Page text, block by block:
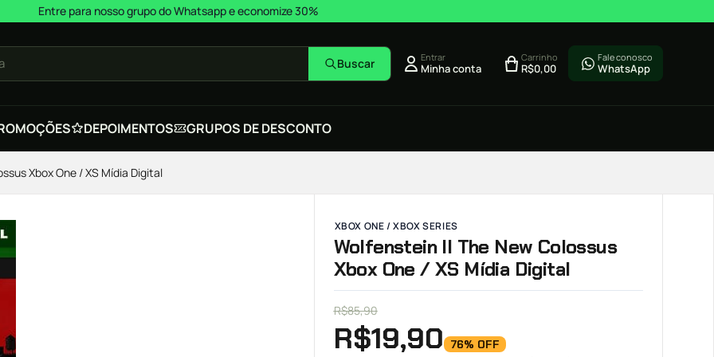
Entre para nosso grupo do Whatsapp e economize 30%
Buscar Entrar
Minha conta
Carrinho
R$0,00
Fale conosco
WhatsApp
DEPOIMENTOS GRUPOS DE DESCONTO
Xbox One / XS Mídia Digital
XBOX ONE / XBOX SERIES
Wolfenstein II The New Colossus
Xbox One / XS Mídia Digital
R$85,90
R$19,90 76% OFF